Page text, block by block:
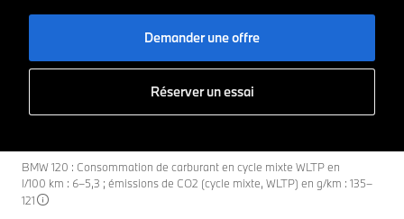
Demander une offre
Réserver un essai
BMW 120 : Consommation de carburant en cycle mixte WLTP en
l/100 km : 6–5,3 ; émissions de CO2 (cycle mixte, WLTP) en g/km : 135–
121